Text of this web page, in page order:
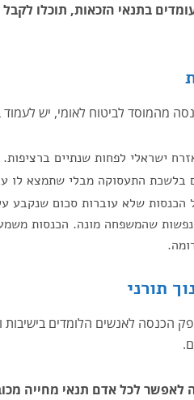
בתנאי הזכאות, תוכלו
מהמוסד לביטוח לאומי, יש
ישראלי לפחות שנתיים ברציפות.
התעסוקה מבלי שתמצא לו
שלא עוברות סכום שנקבע
שהמשפחה מונה. הכנסות
תורני
לאנשים הלומדים בישיבות
לכל אדם תנאי מחייה